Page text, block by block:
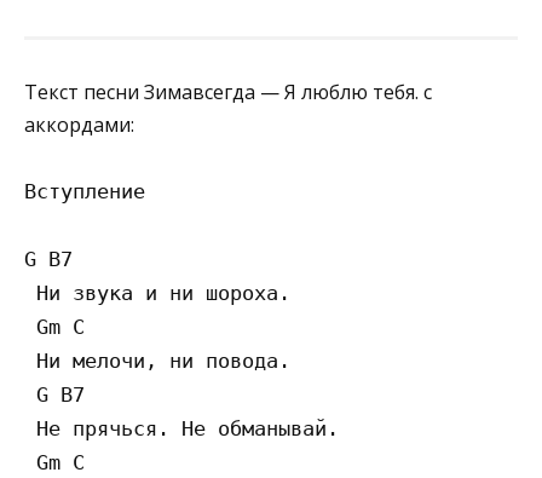
Текст песни Зимавсегда — Я люблю тебя. с
аккордами:
Вступление
G B7
Ни звука и ни шороха.
Gm C
Ни мелочи, ни повода.
G B7
Не прячься. Не обманывай.
Gm C